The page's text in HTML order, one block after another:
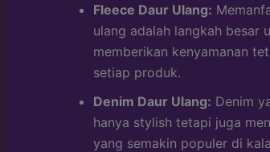
Fleece Daur Ulang:
ulang adalah langkah besar
memberikan kenyamanan
setiap produk.
Denim Daur Ulang: Denim
hanya stylish tetapi juga
yang semakin populer di